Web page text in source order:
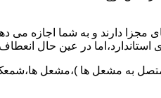
دارند و به شما اجازه می
در عین حال
متصل به مشعل ها )،مشعل